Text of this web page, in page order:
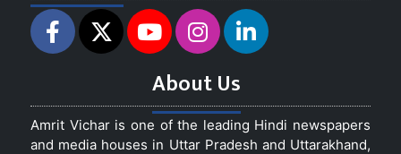
About Us
Amrit Vichar is one of the leading Hindi newspapers
and media houses in Uttar Pradesh and Uttarakhand,